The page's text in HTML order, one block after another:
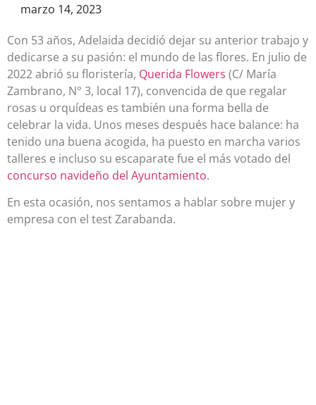
marzo 14, 2023
Con 53 años, Adelaida decidió dejar su anterior trabajo y
dedicarse a su pasión: el mundo de las flores. En julio de
2022 abrió su floristería, Querida Flowers (C/ María
Zambrano, N° 3, local 17), convencida de que regalar
rosas u orquídeas es también una forma bella de
celebrar la vida. Unos meses después hace balance: ha
tenido una buena acogida, ha puesto en marcha varios
talleres e incluso su escaparate fue el más votado del
concurso navideño del Ayuntamiento.
En esta ocasión, nos sentamos a hablar sobre mujer y
empresa con el test Zarabanda.